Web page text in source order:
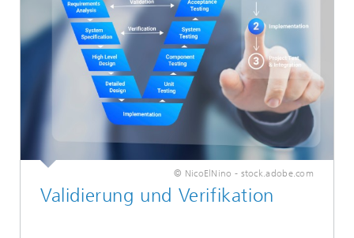
© NicoElNino - stock.adobe.com
Validierung und Verifikation